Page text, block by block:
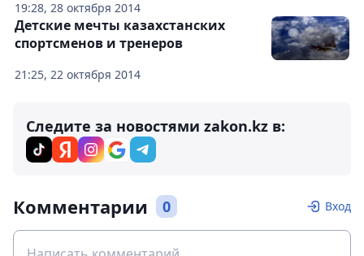
19:28, 28 октября 2014
21:25, 22 октября 2014
Детские мечты казахстанских
спортсменов и тренеров
Следите за новостями zakon.kz в:
Комментарии 0 Вход